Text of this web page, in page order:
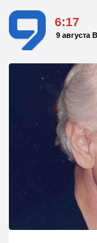
6:17
9 августа